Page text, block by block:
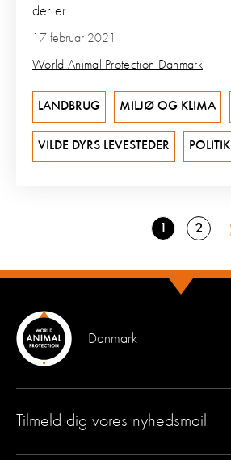
17 februar 2021
World Animal Protection Danmark
der er...
LANDBRUG MILJØ OG KLIMA
VILDE DYRS LEVESTEDER POLITIK
Go
to
1
Go
to
2
Danmark
Tilmeld dig vores nyhedsmail